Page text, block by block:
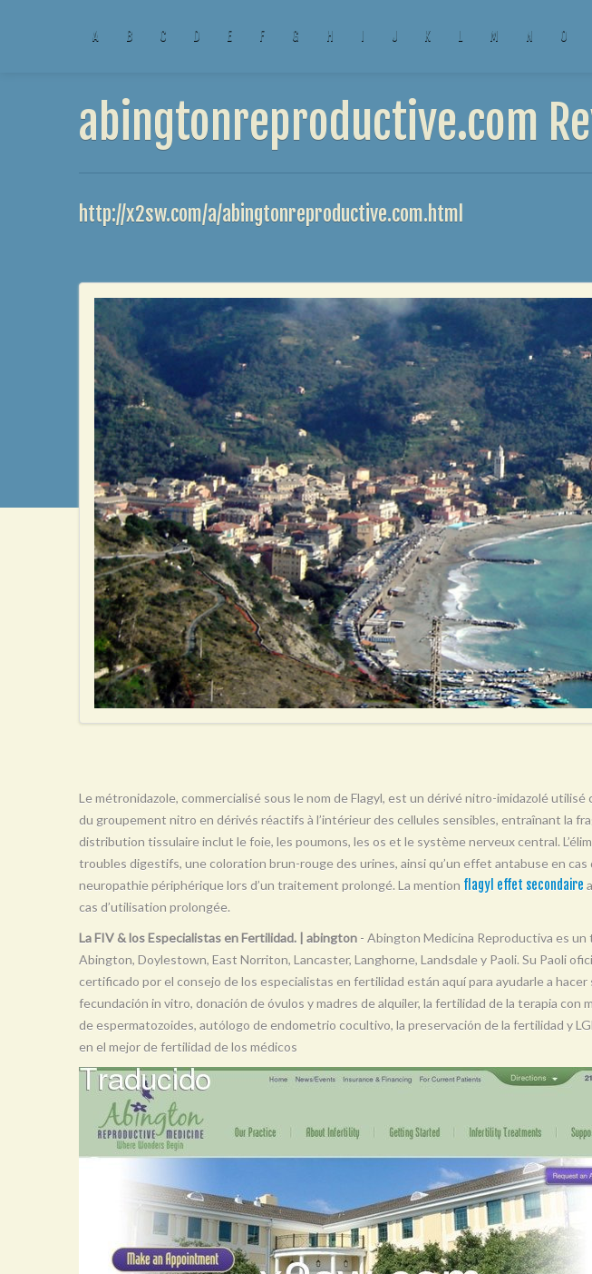
A B C D E F G H I J K L M N O
abingtonreproductive.com
http://x2sw.com/a/abingtonreproductive.com.html
Le métronidazole, commercialisé sous le nom de Flagyl, est un dérivé nitro-imidazolé
du groupement nitro en dérivés réactifs à l’intérieur des cellules sensibles, entraînant la
distribution tissulaire inclut le foie, les poumons, les os et le système nerveux central.
troubles digestifs, une coloration brun-rouge des urines, ainsi qu’un effet antabuse en
neuropathie périphérique lors d’un traitement prolongé. La mention flagyl effet secondaire
cas d’utilisation prolongée.
La FIV & los Especialistas en Fertilidad. | abington - Abington Medicina Reproductiva es
Abington, Doylestown, East Norriton, Lancaster, Langhorne, Landsdale y Paoli. Su Paoli
certificado por el consejo de los especialistas en fertilidad están aquí para ayudarle a
fecundación in vitro, donación de óvulos y madres de alquiler, la fertilidad de la terapia
de espermatozoides, autólogo de endometrio cocultivo, la preservación de la fertilidad y
en el mejor de fertilidad de los médicos